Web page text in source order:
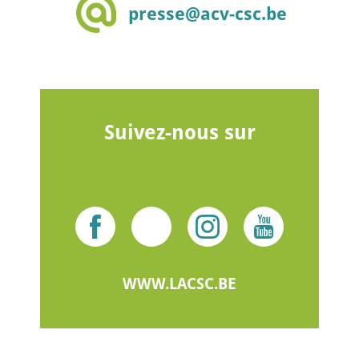
presse@acv-csc.be
Suivez-nous sur
WWW.LACSC.BE